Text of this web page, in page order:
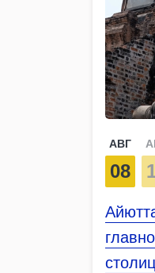
АВГ
08